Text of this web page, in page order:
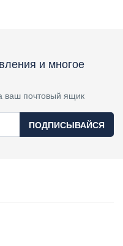
и многое
ваш почтовый ящик
ПОДПИСЫВАЙСЯ